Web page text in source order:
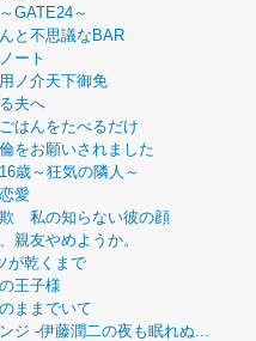
GATE24～
と不思議なBAR
ート
ノ介天下御免
夫へ
はんをたべるだけ
をお願いされました
歳～狂気の隣人～
愛
私の知らない彼の顔
親友やめようか。
が乾くまで
王子様
ままでいて
ジ -伊藤潤二の夜も眠れぬ...